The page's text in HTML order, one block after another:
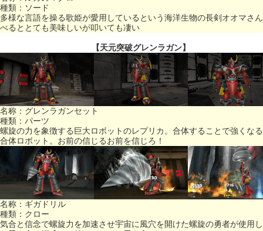
種類：ソード
多様な言語を操る歌姫が愛用しているという海洋生物の長剣オオマさ
べるととても美味しいが叩いても凄い
【天元突破グレンラガン】
名称：グレンラガンセット
種類：パーツ
螺旋の力を象徴する巨大ロボットのレプリカ。合体することで強くな
合体ロボット。お前の信じるお前を信じろ！
名称：ギガドリル
種類：クロー
気合と信念で螺旋力を加速させ宇宙に風穴を開けた螺旋の勇者が使用